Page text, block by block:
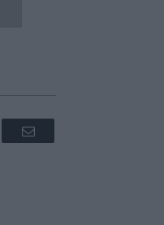
Email